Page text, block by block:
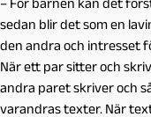
sedan blir det som en
den andra och intresset
När ett par sitter och
andra paret skriver och
varandras texter. När